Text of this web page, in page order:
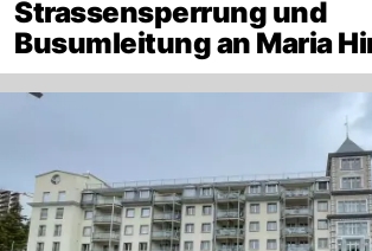
Strassensperrung und
Busumleitung an Maria